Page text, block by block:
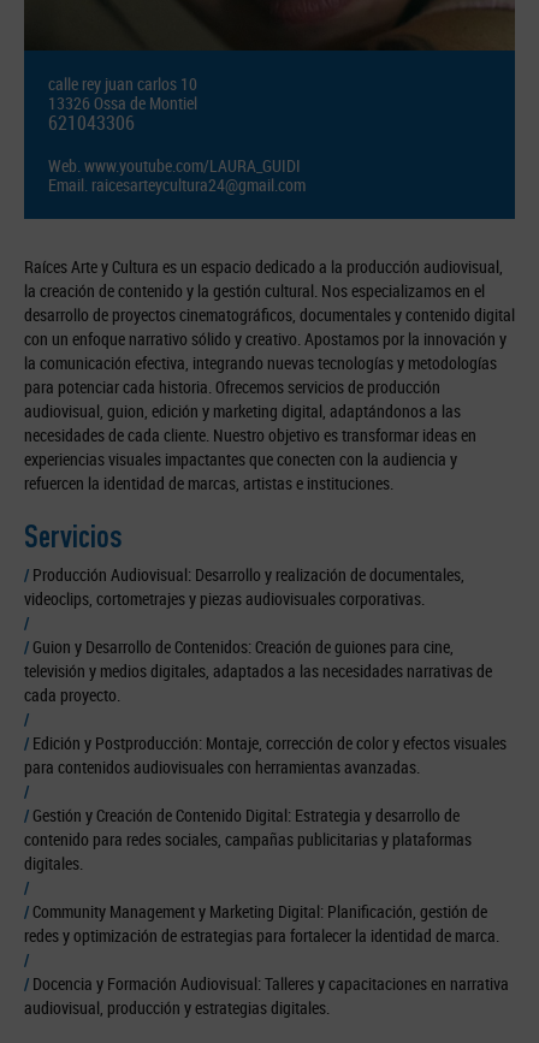
calle rey juan carlos 10
13326 Ossa de Montiel
621043306
Web.www.youtube.com/LAURA_GUIDI
Email. raicesarteycultura24@gmail.com
Raíces Arte y Cultura es un espacio dedicado a la producción audiovisual,
la creación de contenido y la gestión cultural. Nos especializamos en el
desarrollo de proyectos cinematográficos, documentales y contenido digital
con un enfoque narrativo sólido y creativo. Apostamos por la innovación y
la comunicación efectiva, integrando nuevas tecnologías y metodologías
para potenciar cada historia. Ofrecemos servicios de producción
audiovisual, guion, edición y marketing digital, adaptándonos a las
necesidades de cada cliente. Nuestro objetivo es transformar ideas en
experiencias visuales impactantes que conecten con la audiencia y
refuercen la identidad de marcas, artistas e instituciones.
Servicios
/ Producción Audiovisual: Desarrollo y realización de documentales,
videoclips, cortometrajes y piezas audiovisuales corporativas.
/
/ Guion y Desarrollo de Contenidos: Creación de guiones para cine,
televisión y medios digitales, adaptados a las necesidades narrativas de
cada proyecto.
/
/ Edición y Postproducción: Montaje, corrección de color y efectos visuales
para contenidos audiovisuales con herramientas avanzadas.
/
/ Gestión y Creación de Contenido Digital: Estrategia y desarrollo de
contenido para redes sociales, campañas publicitarias y plataformas
digitales.
/
/Community Management y Marketing Digital: Planificación, gestión de
redes y optimización de estrategias para fortalecer la identidad de marca.
/
/ Docencia y Formación Audiovisual: Talleres y capacitaciones en narrativa
audiovisual, producción y estrategias digitales.